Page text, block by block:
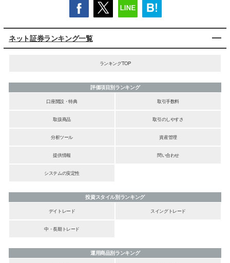
ネット証券ランキング一覧
ランキングTOP
評価項目別ランキング
口座開設・特典
取引手数料
取扱商品 取引のしやすさ
分析ツール 資産管理
提供情報 問い合わせ
システムの安定性
投資スタイル別ランキング
デイトレード
スイングトレード
中・長期トレード
運用商品別ランキング